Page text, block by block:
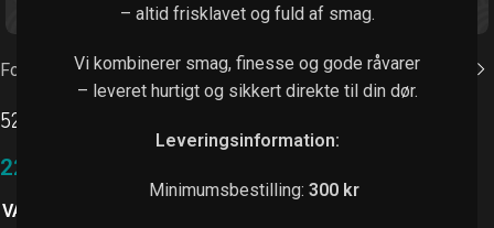
– altid frisklavet og fuld af smag.
Vi kombinerer smag, finesse og gode råvarer
– leveret hurtigt og sikkert direkte til din dør.
Leveringsinformation:
Minimumsbestilling: 300 kr
Forside Nigiri (1 stk. / 2 stk.)
52.Agurk
22,00
VARIANT